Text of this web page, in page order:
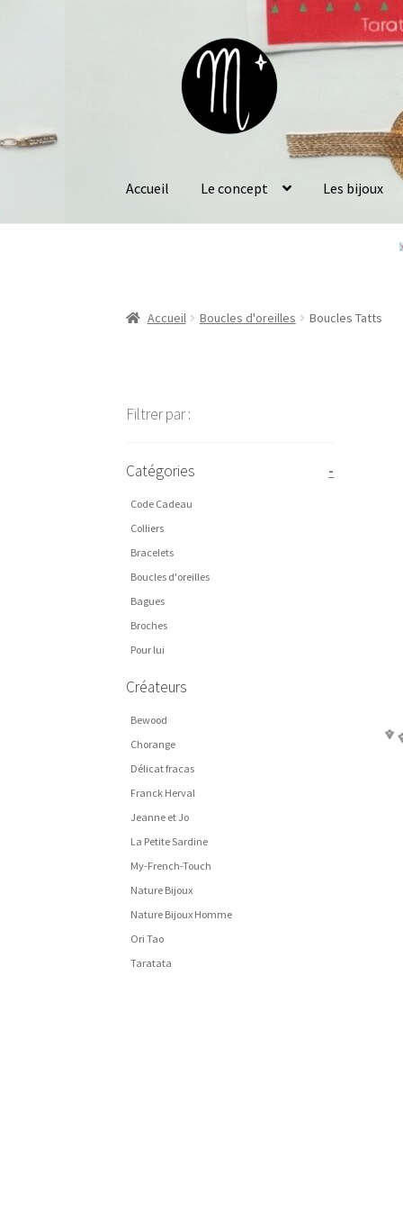
navigation
Accueil Le concept Les bijoux
Accueil Boucles d'oreilles Boucles Tatts
Filtrer par :
Catégories -
Code Cadeau
Colliers
Bracelets
Boucles d'oreilles
Bagues
Broches
Pour lui
Créateurs
Bewood
Chorange
Délicat fracas
Franck Herval
Jeanne et Jo
La Petite Sardine
My-French-Touch
Nature Bijoux
Nature Bijoux Homme
Ori Tao
Taratata